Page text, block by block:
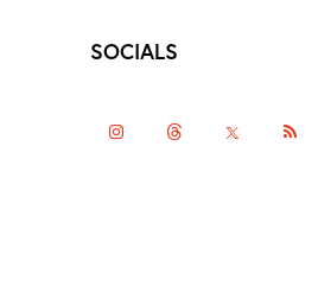
SOCIALS
instagrammthreads twitter- rss